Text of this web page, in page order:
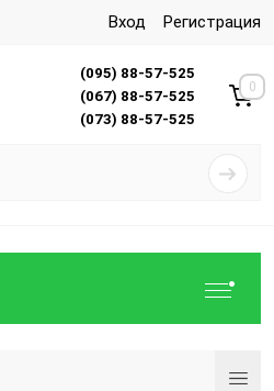
Вход Регистрация
(095) 88-57-525
(067) 88-57-525
(073) 88-57-525
0